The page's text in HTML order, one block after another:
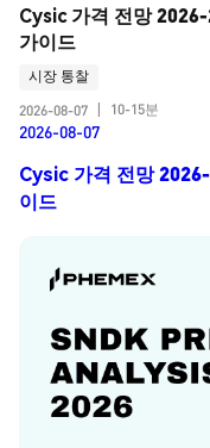
Cysic 가격 전망
가이드
시장 통찰
2026-08-07
10-15분
2026-08-07
Cysic 가격 전망
이드